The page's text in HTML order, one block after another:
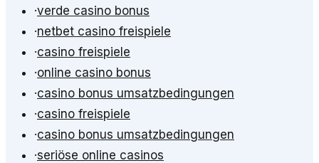
·verde casino bonus
·netbet casino freispiele
·casino freispiele
·online casino bonus
·casino bonus umsatzbedingungen
·casino freispiele
·casino bonus umsatzbedingungen
·seriöse online casinos